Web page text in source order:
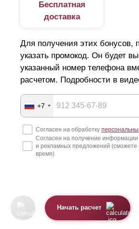
Бесплатная
доставка
Для получения этих бонусов,
указать промокод. Он будет
указанный номер телефона
расчетом. Подробности в
+7
Согласен на обработку
Согласен на получение информации
и рекламных предложений (сможете
время)
Начать расчет